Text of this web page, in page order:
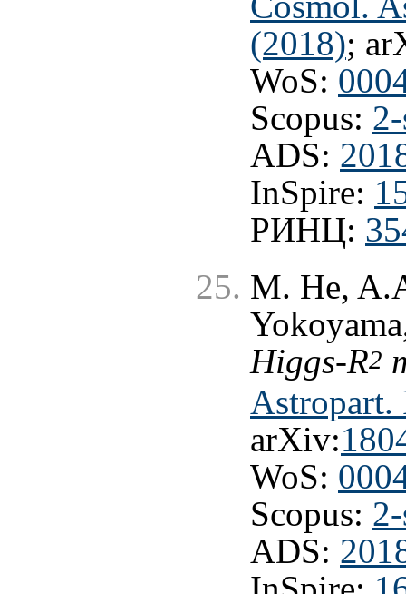
(2018);
WoS:
Scopus:
ADS:
InSpire:
РИНЦ:
M. He,
Higgs-R2
Astropart.
arXiv:
WoS:
Scopus:
ADS: